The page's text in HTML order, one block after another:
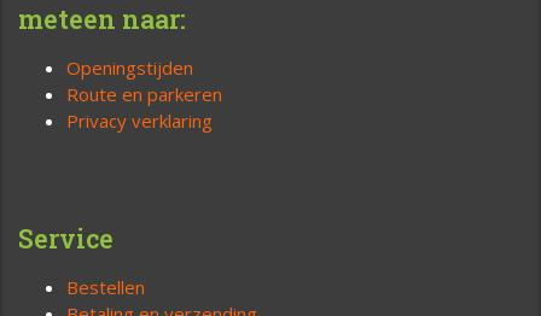
meteen naar:
Openingstijden
Route en parkeren
Privacy verklaring
Service
Bestellen